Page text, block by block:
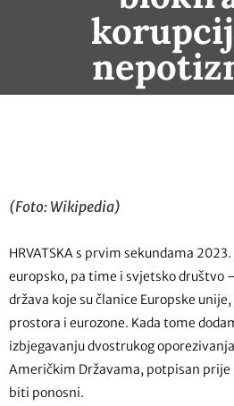
(Foto: Wikipedia)
HRVATSKA s prvim sekundama
europsko, pa time i svjetsko društvo
država koje su članice Europske
prostora i eurozone. Kada tome
izbjegavanju dvostrukog
Američkim Državama, potpisan prije
biti ponosni.